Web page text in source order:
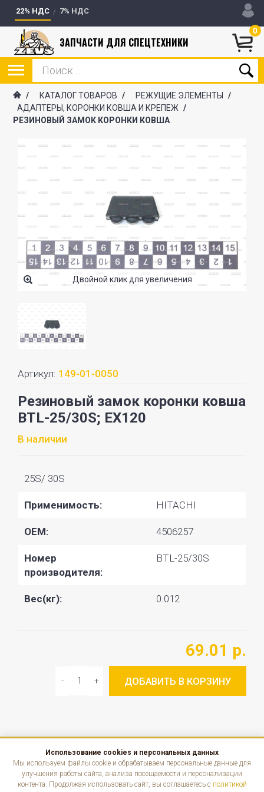
22% НДС 7% НДС
0
ЗАПЧАСТИ ДЛЯ СПЕЦТЕХНИКИ
/ КАТАЛОГ ТОВАРОВ / РЕЖУЩИЕ ЭЛЕМЕНТЫ
/
АДАПТЕРЫ, КОРОНКИ КОВША И КРЕПЕЖ /
РЕЗИНОВЫЙ ЗАМОК КОРОНКИ КОВША
Двойной клик для увеличения
Артикул: 149-01-0050
Резиновый замок коронки ковша
BTL-25/30S; EX120
В наличии
25S/ 30S
Применимость: HITACHI
OEM: 4506257
Номер
производителя:
BTL-25/30S
Вес(кг): 0.012
69.01 р.
ДОБАВИТЬ В КОРЗИНУ
КАТАЛОГ
ИНФОРМАЦИЯ
Использование cookies и персональных данных
Мы используем файлы cookie и обрабатываем персональные данные для
улучшения работы сайта, анализа посещаемости и персонализации
контента. Продолжая использовать сайт, вы соглашаетесь с политикой